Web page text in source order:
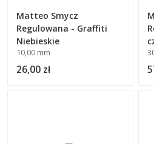
Matteo Smycz
Regulowana - Graffiti
Niebieskie
10,00 mm
26,00 zł